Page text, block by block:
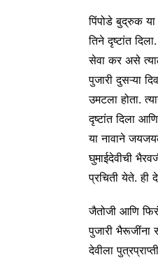
पिंपोडे बुद्रुक
तिने दृष्टांत
सेवा कर असे
पुजारी दुसऱ्या
उमटला होता.
दृष्टांत दिला
या नावाने
घुमाईदेवीची
प्रचिती येते. ही
जैतोजी आणि
पुजारी भैरूजींना
देवीला